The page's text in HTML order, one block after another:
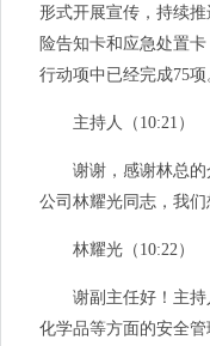
形式开展宣传，持续
险告知卡和应急处置
行动项中已经完成75项
主持人（10:21）
谢谢，感谢林总的介
公司林耀光同志，我
林耀光（10:22）
谢副主任好！主持人
化学品等方面的安全